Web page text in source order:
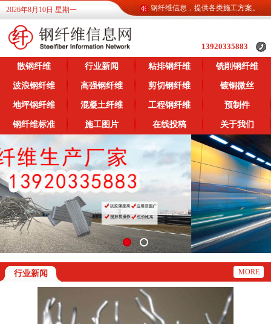
2026年8月10日 星期一
钢纤维信息网为广大客户提供各类钢纤维信息，提供各类施工方案。
13920335883
散钢纤维 行业新闻 粘排钢纤维 铣削钢纤维
波浪钢纤维 高强钢纤维 剪切钢纤维 镀铜微丝
地坪钢纤维 混凝土纤维 工程钢纤维 预制件
钢纤维标准 施工图片 在线投稿 关于我们
行业新闻 MORE